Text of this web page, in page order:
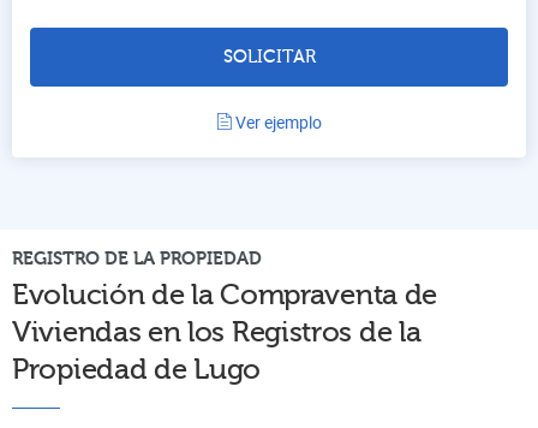
SOLICITAR
Ver ejemplo
REGISTRO DE LA PROPIEDAD
Evolución de la Compraventa de
Viviendas en los Registros de la
Propiedad de Lugo